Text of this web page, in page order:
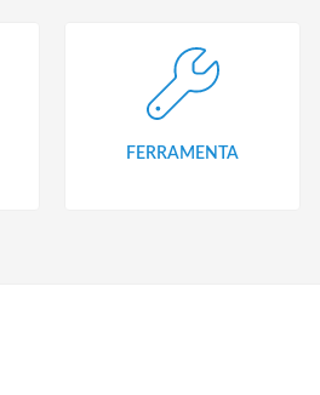
FERRAMENTA